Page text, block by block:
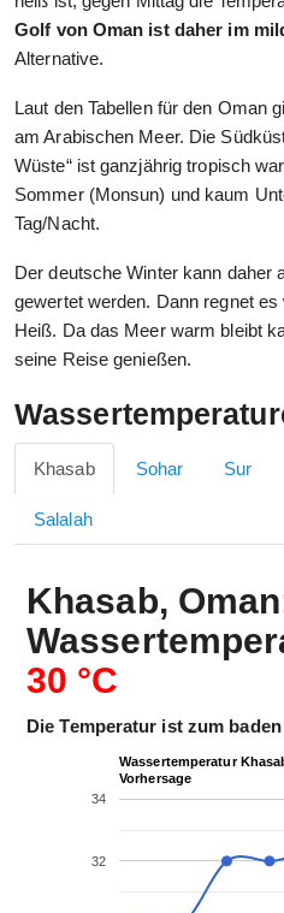
Golf von Oman ist daher im
Alternative.
Laut den Tabellen für den Oman
am Arabischen Meer. Die
Wüste“ ist ganzjährig tropisch
Sommer (Monsun) und kaum
Tag/Nacht.
Der deutsche Winter kann daher
gewertet werden. Dann regnet
Heiß. Da das Meer warm bleibt
seine Reise genießen.
Khasab Sohar Sur
Salalah
Khasab,
30 °C
Die Temperatur ist zum
Wassertemperatur
Vorhersage
32
34